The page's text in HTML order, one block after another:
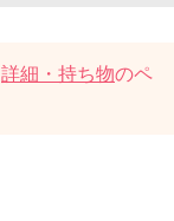
詳細・持ち物のペ